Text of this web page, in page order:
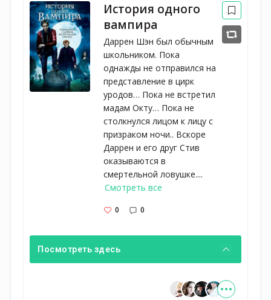
История одного
вампира
Даррен Шэн был обычным
школьником. Пока
однажды не отправился на
представление в цирк
уродов… Пока не встретил
мадам Окту… Пока не
столкнулся лицом к лицу с
призраком ночи.. Вскоре
Даррен и его друг Стив
оказываются в
смертельной ловушке....
Смотреть все
0 0
Посмотреть здесь